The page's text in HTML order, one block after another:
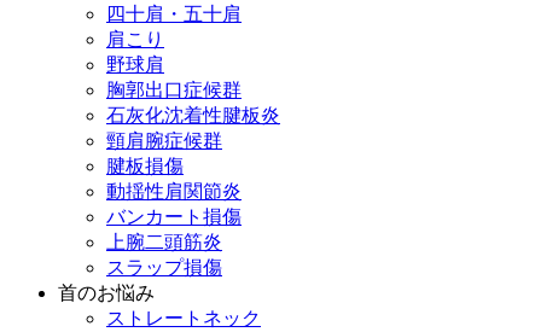
四十肩・五十肩
肩こり
野球肩
胸郭出口症候群
石灰化沈着性腱板炎
頸肩腕症候群
腱板損傷
動揺性肩関節炎
バンカート損傷
上腕二頭筋炎
スラップ損傷
首のお悩み
ストレートネック